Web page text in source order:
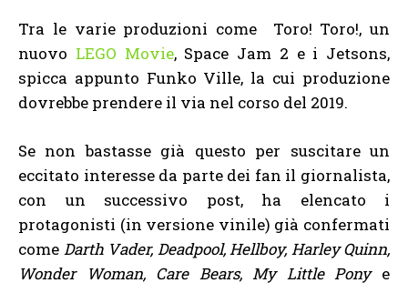
Tra le varie produzioni come Toro! Toro!, un
nuovo LEGO Movie, Space Jam 2 e i Jetsons,
spicca appunto Funko Ville, la cui produzione
dovrebbe prendere il via nel corso del 2019.
Se non bastasse già questo per suscitare un
eccitato interesse da parte dei fan il giornalista,
con un successivo post, ha elencato i
protagonisti (in versione vinile) già confermati
come Darth Vader, Deadpool, Hellboy, Harley Quinn,
Wonder Woman, Care Bears, My Little Ponye